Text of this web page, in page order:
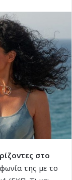
στο
της με το